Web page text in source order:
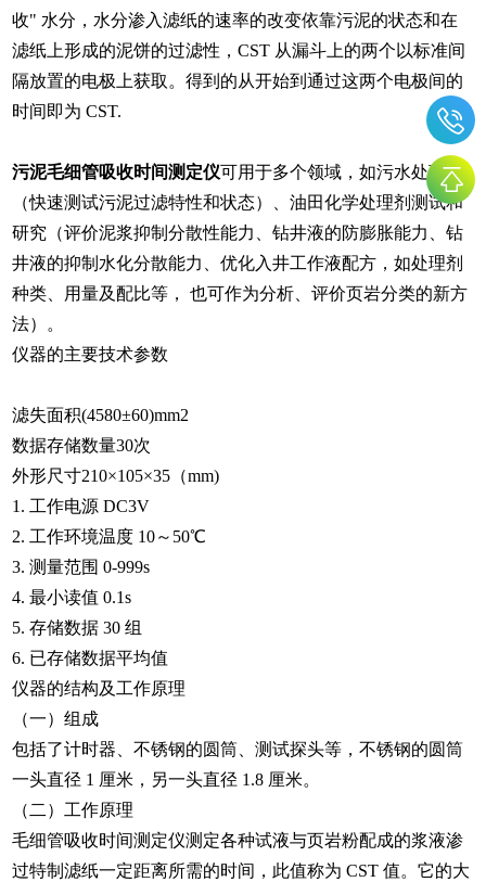
收" 水分，水分渗入滤纸的速率的改变依靠污泥的状态和在
滤纸上形成的泥饼的过滤性，CST 从漏斗上的两个以标准间
隔放置的电极上获取。得到的从开始到通过这两个电极间的
时间即为 CST.
污泥毛细管吸收时间测定仪可用于多个领域，如污水处理
（快速测试污泥过滤特性和状态）、油田化学处理剂测试和
研究（评价泥浆抑制分散性能力、钻井液的防膨胀能力、钻
井液的抑制水化分散能力、优化入井工作液配方，如处理剂
种类、用量及配比等， 也可作为分析、评价页岩分类的新方
法）。
仪器的主要技术参数
滤失面积(4580±60)mm2
数据存储数量30次
外形尺寸210×105×35（mm)
1. 工作电源 DC3V
2. 工作环境温度 10～50℃
3. 测量范围 0-999s
4. 最小读值 0.1s
5. 存储数据 30 组
6. 已存储数据平均值
仪器的结构及工作原理
（一）组成
包括了计时器、不锈钢的圆筒、测试探头等，不锈钢的圆筒
一头直径 1 厘米，另一头直径 1.8 厘米。
（二）工作原理
毛细管吸收时间测定仪测定各种试液与页岩粉配成的浆液渗
过特制滤纸一定距离所需的时间，此值称为 CST 值。它的大